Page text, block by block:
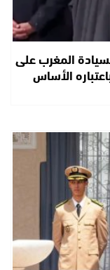
المغرب على
الأساس